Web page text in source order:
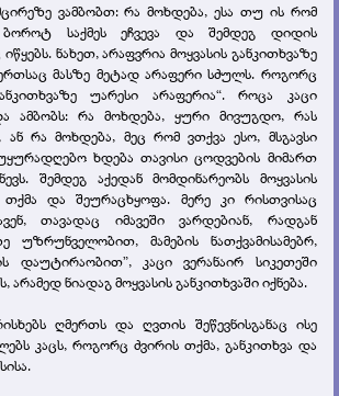
ვამბობთ: რა მოხდება, ესა თუ ის რომ
საქმეს ეჩვევა და შემდეგ დიდის
ნახეთ, არაფვრია მოყვასის განკითხვაზე
მასზე მეტად არაფერი სძულს. როგორც
უარესი არაფერია“. როცა კაცი
ამბობს: რა მოხდება, ყური მივუგდო, რას
ან რა მოხდება, მეც რომ ვთქვა ესო, მსგავსი
ხდება თავისი ცოდვების მიმართ
შემდეგ აქედან მომდინარეობს მოყვასის
თქმა და შეურაცხყოფა. მერე კი რისთვისაც
თავადაც იმავეში ვარდებიან, რადგან
უზრუნველობით, მამების ნათქვამისამებრ,
დაუტირაობით”, კაცი ვერანაირ სიკეთეში
არამედ ნიადაგ მოყვასის განკითხვაში იქნება.
ღმერთს და ღვთის შეწევნისგანაც ისე
კაცს, როგორც ძვირის თქმა, განკითხვა და